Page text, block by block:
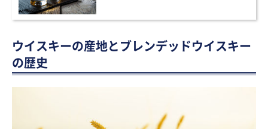
ウイスキーの産地とブレンデッドウイスキー
の歴史